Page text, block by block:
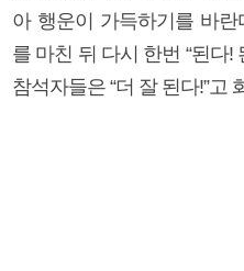
아 행운이 가득하기를 바
를 마친 뒤 다시 한번 “된다!
참석자들은 “더 잘 된다!”고